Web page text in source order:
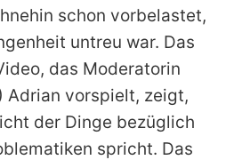
verwaltenschon vorbelastet,
untreu war. Das
das Moderatorin
Adrian vorspielt, zeigt,
der Dinge bezüglich
spricht. Das